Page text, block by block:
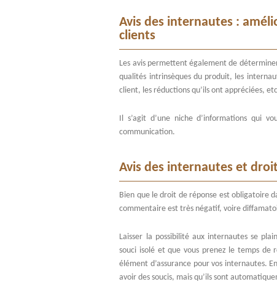
Avis des internautes :
clients
Les avis permettent également de
qualités intrinsèques du produit, les
client, les réductions qu’ils ont appréciées,
Il s’agit d’une niche d’informations qui
communication.
Avis des internautes et
Bien que le droit de réponse est obligatoire
commentaire est très négatif, voire
Laisser la possibilité aux internautes se
souci isolé et que vous prenez le temps
élément d’assurance pour vos internautes.
avoir des soucis, mais qu’ils sont